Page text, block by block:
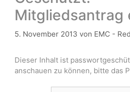
Mitgliedsantrag
5. November 2013 von EMC -
Dieser Inhalt ist
anschauen zu können, bitte das